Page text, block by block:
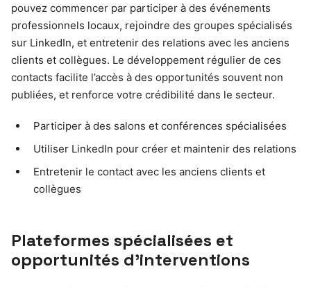
pouvez commencer par participer à des événements
professionnels locaux, rejoindre des groupes spécialisés
sur LinkedIn, et entretenir des relations avec les anciens
clients et collègues. Le développement régulier de ces
contacts facilite l’accès à des opportunités souvent non
publiées, et renforce votre crédibilité dans le secteur.
Participer à des salons et conférences spécialisées
Utiliser LinkedIn pour créer et maintenir des relations
Entretenir le contact avec les anciens clients et
collègues
Plateformes spécialisées et
opportunités d’interventions